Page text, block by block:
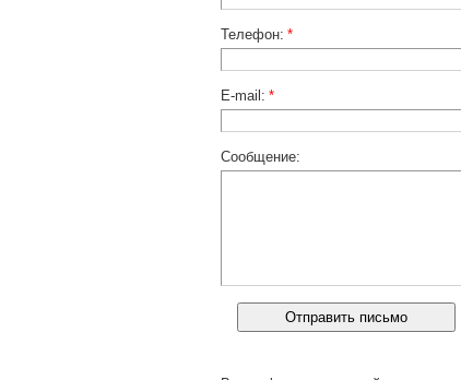
Телефон: *
E-mail: *
Сообщение: